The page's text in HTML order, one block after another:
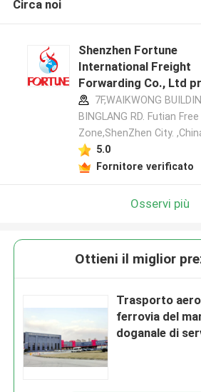
Circa noi
Shenzhen Fortune
International Freight
Forwarding Co., Ltd
del produttore
7F,WAIKWONG
BINGLANG RD. Futian
Zone,ShenZhen City.
5.0
Fornitore verificato
Osservi più
Ottieni il miglior
Trasporto
ferrovia del
doganale di